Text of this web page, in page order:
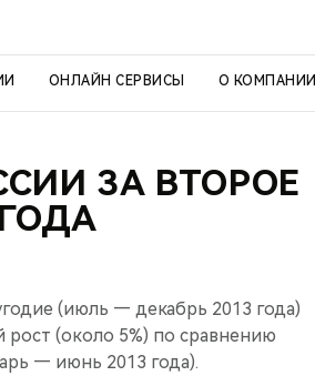
ОНЛАЙН СЕРВИСЫ О КОМПАНИИ
ЗА ВТОРОЕ
(июль — декабрь 2013 года)
рост (около 5%) по сравнению
— июнь 2013 года).